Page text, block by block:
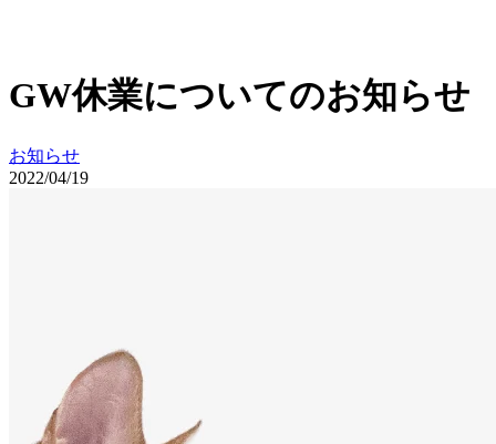
GW休業についてのお知らせ
お知らせ
2022/04/19